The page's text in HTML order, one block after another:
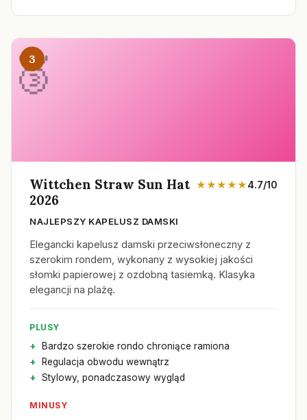
3
Wittchen Straw Sun Hat
2026
★★★★★4.7/10
NAJLEPSZY KAPELUSZ DAMSKI
Elegancki kapelusz damski przeciwsłoneczny z
szerokim rondem, wykonany z wysokiej jakości
słomki papierowej z ozdobną tasiemką. Klasyka
elegancji na plażę.
PLUSY
Bardzo szerokie rondo chroniące ramiona
Regulacja obwodu wewnątrz
Stylowy, ponadczasowy wygląd
MINUSY